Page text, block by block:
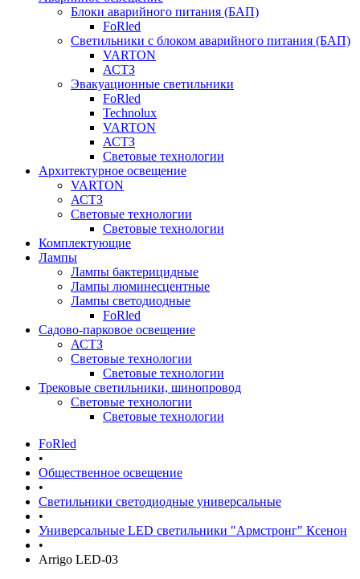
Блоки аварийного питания (БАП)
FoRled
Светильники с блоком аварийного питания (БАП)
VARTON
АСТЗ
Эвакуационные светильники
FoRled
Technolux
VARTON
АСТЗ
Световые технологии
Архитектурное освещение
VARTON
АСТЗ
Световые технологии
Световые технологии
Комплектующие
Лампы
Лампы бактерицидные
Лампы люминесцентные
Лампы светодиодные
FoRled
Садово-парковое освещение
АСТЗ
Световые технологии
Световые технологии
Трековые светильники, шинопровод
Световые технологии
Световые технологии
FoRled
•
Общественное освещение
•
Светильники светодиодные универсальные
•
Универсальные LED светильники "Армстронг" Ксенон
•
Arrigo LED-03